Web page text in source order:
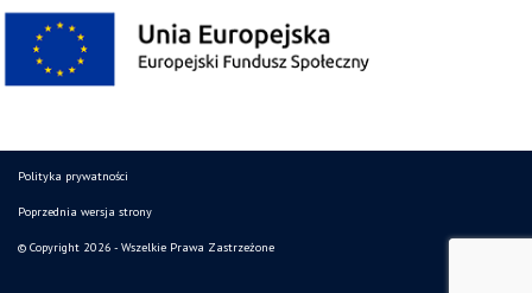
Polityka prywatności
Poprzednia wersja strony
© Copyright 2026 - Wszelkie Prawa Zastrzeżone